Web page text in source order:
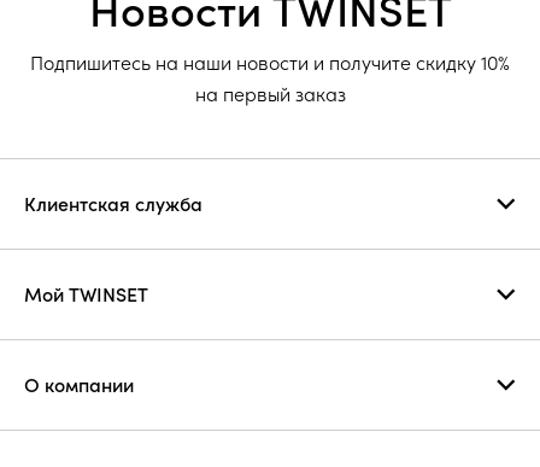
Подпишитесь на наши новости и получите скидку 10%
на первый заказ
Клиентская служба
Мой TWINSET
О компании